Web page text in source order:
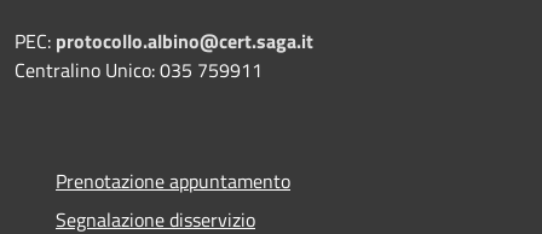
PEC: protocollo.albino@cert.saga.it
Centralino Unico: 035 759911
Prenotazione appuntamento
Segnalazione disservizio